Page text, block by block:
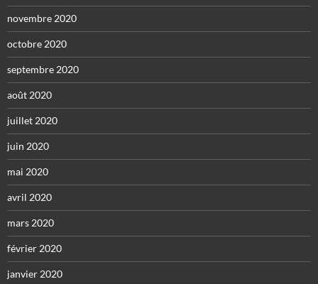
novembre 2020
octobre 2020
septembre 2020
août 2020
juillet 2020
juin 2020
mai 2020
avril 2020
mars 2020
février 2020
janvier 2020